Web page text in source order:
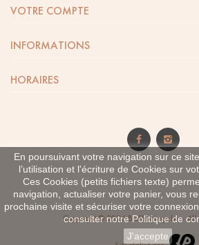
En poursuivant votre navigation sur ce
l’utilisation et l'écriture de Cookies sur
Ces Cookies (petits fichiers texte)
navigation, actualiser votre panier, vous
prochaine visite et sécuriser votre
consulter notrePolitique de
J'accepte
VOTRE COMPTE
INFORMATIONS
HORAIRES
Copyright © 2026 BioFlamingo.be – All